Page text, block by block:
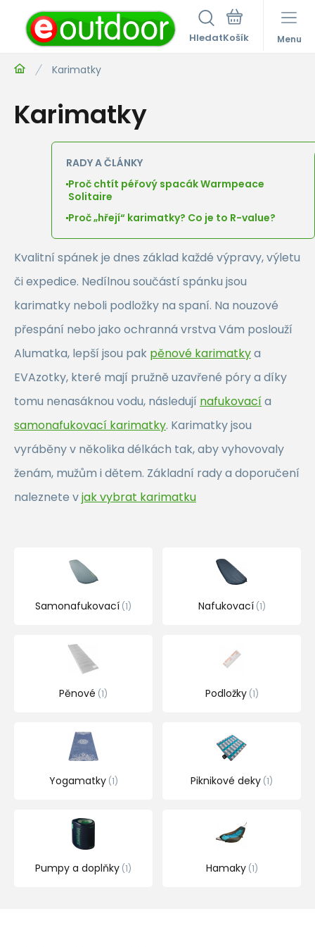
Hledat Menu
Karimatky
Karimatky
RADY A ČLÁNKY
Proč chtít péřový spacák Warmpeace
Solitaire
Proč „hřejí“ karimatky? Co je to R-value?
Kvalitní spánek je dnes základ každé výpravy, výletu
či expedice. Nedílnou součástí spánku jsou
karimatky neboli podložky na spaní. Na nouzové
přespání nebo jako ochranná vrstva Vám poslouží
Alumatka, lepší jsou pak pěnové karimatkya
EVAzotky, které mají pružně uzavřené póry a díky
tomu nenasáknou vodu, následují nafukovacía
samonafukovací karimatky. Karimatky jsou
vyráběny v několika délkách tak, aby vyhovovaly
ženám, mužům i dětem. Základní rady a doporučení
naleznete vjak vybrat karimatku
Samonafukovací 1 Nafukovací 1
Pěnové 1 Podložky 1
Yogamatky 1 Piknikové deky 1
Pumpy a doplňky 1 Hamaky 1